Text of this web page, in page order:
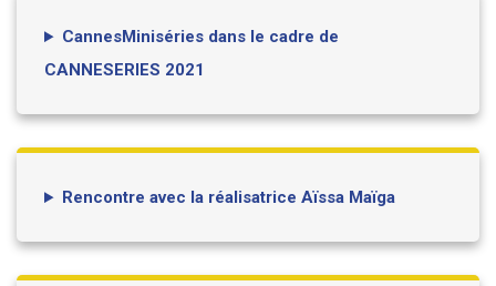
CannesMiniséries dans le cadre de
CANNESERIES 2021
Rencontre avec la réalisatrice Aïssa Maïga